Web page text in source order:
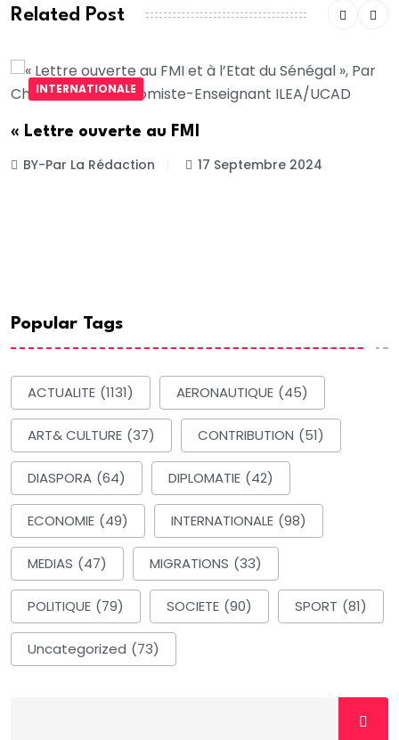
Related Post
INTERNATIONALE
« Lettre ouverte au FMI
BY-Par La Rédaction 17 Septembre 2024
Popular Tags
ACTUALITE (1131) AERONAUTIQUE (45)
ART& CULTURE (37) CONTRIBUTION (51)
DIASPORA (64) DIPLOMATIE (42)
ECONOMIE (49) INTERNATIONALE (98)
MEDIAS (47) MIGRATIONS (33)
POLITIQUE (79) SOCIETE (90) SPORT (81)
Uncategorized (73)